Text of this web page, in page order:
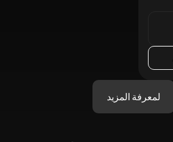
لمعرفة المزيد